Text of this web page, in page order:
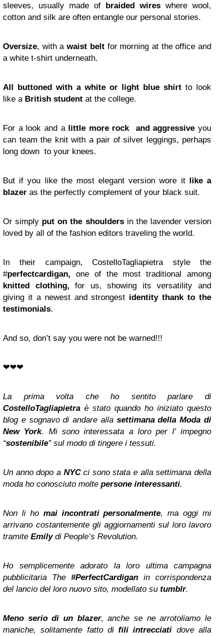
sleeves, usually made of braided wires where wool,
cotton and silk are often entangle our personal stories.
Oversize, with awaist beltfor morning at the office and
a white t-shirt underneath.
All buttoned with a white or light blue shirt to look
like a British student at the college.
For a look and alittle more rock and aggressive you
can team the knit with a pair of silver leggings, perhaps
long down to your knees.
But if you like the most elegant version wore it like a
blazer as the perfectly complement of your black suit.
Or simply put on the shouldersin the lavender version
loved by all of the fashion editors traveling the world.
In their campaign, CostelloTagliapietra style the
#perfectcardigan, one of the most traditional among
knitted clothing,for us, showing its versatility and
giving it a newest and strongest identity thank to the
testimonials.
And so, don’t say you were not be warned!!!
❤︎❤︎❤︎
La prima volta che ho sentito parlare di
CostelloTagliapietra è stato quando ho iniziato questo
blog e sognavo di andare alla settimana della Moda di
New York. Mi sono interessata a loro per l’ impegno
“sostenibile” sul modo di tingere i tessuti.
Un anno dopo a NYCci sono stata e alla settimana della
moda ho conosciuto molte persone interessanti.
Non li homai incontrati personalmente, ma oggi mi
arrivano costantemente gli aggiornamenti sul loro lavoro
tramite Emilydi People’s Revolution.
Ho semplicemente adorato la loro ultima campagna
pubblicitaria The #PerfectCardigan in corrispondenza
del lancio del loro nuovo sito, modellato su tumblr.
Meno serio di un blazer, anche se ne arrotoliamo le
maniche, solitamente fatto difili intrecciati dove alla